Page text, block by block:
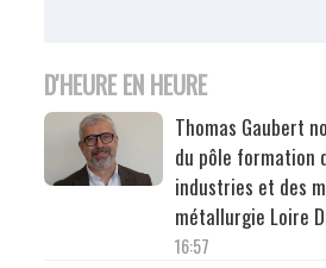
D'HEURE EN HEURE
Thomas Gaubert
du pôle formation
industries et des
métallurgie Loire
16:57